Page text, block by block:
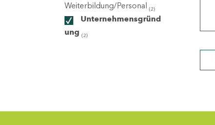
Weiterbildung/Personal (2)
Unternehmensgründ
ung (2)